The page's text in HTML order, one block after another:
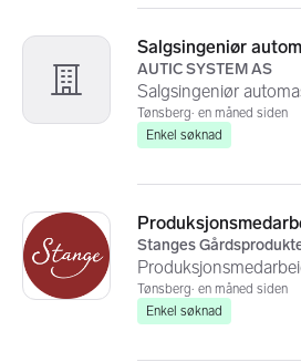
Salgsingeniør
AUTIC SYSTEM AS
Salgsingeniør
Tønsberg en måned siden
Enkel søknad
Stanges
Tønsberg en måned siden
Enkel søknad